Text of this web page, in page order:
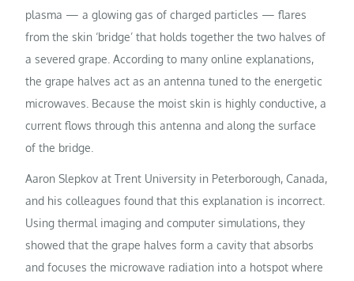
plasma — a glowing gas of charged particles — flares
from the skin ‘bridge’ that holds together the two halves of
a severed grape. According to many online explanations,
the grape halves act as an antenna tuned to the energetic
microwaves. Because the moist skin is highly conductive, a
current flows through this antenna and along the surface
of the bridge.
Aaron Slepkov at Trent University in Peterborough, Canada,
and his colleagues found that this explanation is incorrect.
Using thermal imaging and computer simulations, they
showed that the grape halves form a cavity that absorbs
and focuses the microwave radiation into a hotspot where